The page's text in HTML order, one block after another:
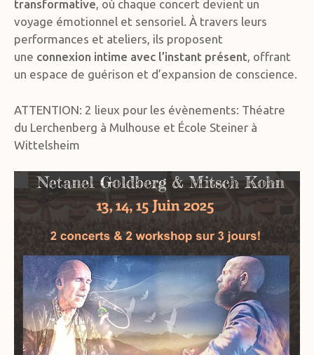
transformative, où chaque concert devient un
voyage émotionnel et sensoriel. À travers leurs
performances et ateliers, ils proposent
une connexion intime avec l’instant présent, offrant
un espace de guérison et d’expansion de conscience.
ATTENTION: 2 lieux pour les évènements: Théatre
du Lerchenberg à Mulhouse et École Steiner à
Wittelsheim